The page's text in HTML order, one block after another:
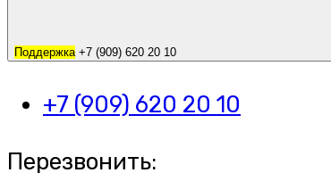
Поддержка +7 (909) 620 20 10
+7 (909) 620 20 10
Перезвонить: